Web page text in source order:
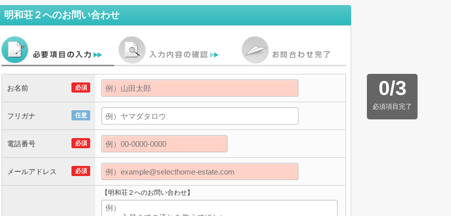
明和荘２へのお問い合わせ
0/3
必須項目完了
必須
お名前
任意
フリガナ
必須
電話番号
必須
メールアドレス
【明和荘２へのお問い合わせ】